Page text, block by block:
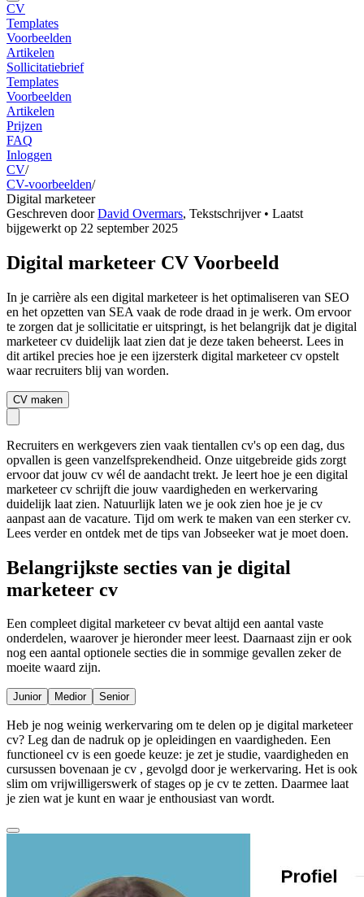
CV
Templates
Voorbeelden
Artikelen
Sollicitatiebrief
Templates
Voorbeelden
Artikelen
Prijzen
FAQ
Inloggen
CV/
CV-voorbeelden/
Digital marketeer
Geschreven doorDavid Overmars, Tekstschrijver• Laatst
bijgewerkt op 22 september 2025
Digital marketeer CV Voorbeeld
In je carrière als een digital marketeer is het optimaliseren van SEO
en het opzetten van SEA vaak de rode draad in je werk. Om ervoor
te zorgen dat je sollicitatie er uitspringt, is het belangrijk dat je digital
marketeer cv duidelijk laat zien dat je deze taken beheerst. Lees in
dit artikel precies hoe je een ijzersterk digital marketeer cv opstelt
waar recruiters blij van worden.
CV maken
Recruiters en werkgevers zien vaak tientallen cv's op een dag, dus
opvallen is geen vanzelfsprekendheid. Onze uitgebreide gids zorgt
ervoor dat jouw cv wél de aandacht trekt. Je leert hoe je een digital
marketeer cv schrijft die jouw vaardigheden en werkervaring
duidelijk laat zien. Natuurlijk laten we je ook zien hoe je je cv
aanpast aan de vacature. Tijd om werk te maken van een sterker cv.
Lees verder en ontdek met de tips van Jobseeker wat je moet doen.
Belangrijkste secties van je digital
marketeer cv
Een compleet digital marketeer cv bevat altijd een aantal vaste
onderdelen, waarover je hieronder meer leest. Daarnaast zijn er ook
nog een aantal optionele secties die in sommige gevallen zeker de
moeite waard zijn.
Junior Medior Senior
Heb je nog weinig werkervaring om te delen op je digital marketeer
cv? Leg dan de nadruk op je opleidingen en vaardigheden. Een
functioneel cv is een goede keuze: je zet je studie, vaardigheden en
cursussen bovenaan je cv , gevolgd door je werkervaring. Het is ook
slim om vrijwilligerswerk of stages op je cv te zetten. Daarmee laat
je zien wat je kunt en waar je enthousiast van wordt.